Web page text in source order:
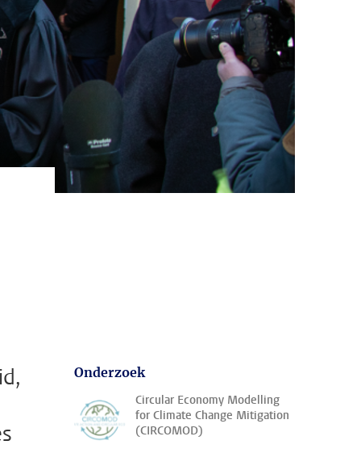
Onderzoek
Circular Economy Modelling
for Climate Change Mitigation
(CIRCOMOD)